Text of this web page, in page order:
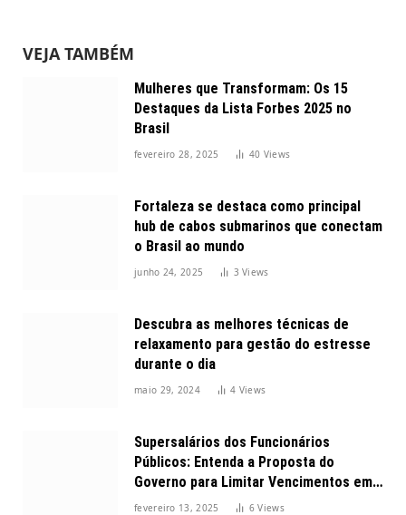
VEJA TAMBÉM
Mulheres que Transformam: Os 15
Destaques da Lista Forbes 2025 no
Brasil
fevereiro 28, 2025 40 Views
Fortaleza se destaca como principal
hub de cabos submarinos que conectam
o Brasil ao mundo
junho 24, 2025 3Views
Descubra as melhores técnicas de
relaxamento para gestão do estresse
durante o dia
maio 29, 2024 4 Views
Supersalários dos Funcionários
Públicos: Entenda a Proposta do
Governo para Limitar Vencimentos em
2025
fevereiro 13, 2025 6Views